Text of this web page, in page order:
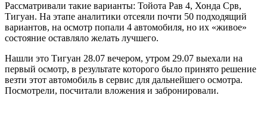
Рассматривали такие варианты: Тойота Рав 4, Хонда Срв,
Тигуан. На этапе аналитики отсеяли почти 50 подходящий
вариантов, на осмотр попали 4 автомобиля, но их «живое»
состояние оставляло желать лучшего.
Нашли это Тигуан 28.07 вечером, утром 29.07 выехали на
первый осмотр, в результате которого было принято решение
везти этот автомобиль в сервис для дальнейшего осмотра.
Посмотрели, посчитали вложения и забронировали.